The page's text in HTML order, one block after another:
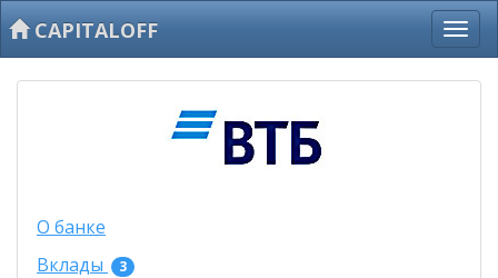
CAPITALOFF
О банке
Вклады
3